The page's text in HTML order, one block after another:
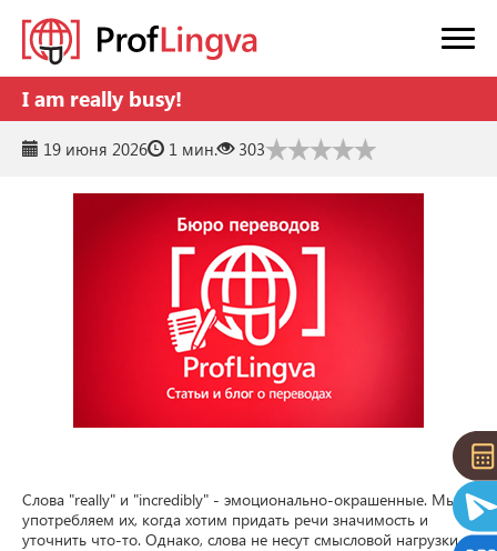
I am really busy!
19 июня 2026 1 мин. 303
Слова "really" и "incredibly" - эмоционально-окрашенные. Мы
употребляем их, когда хотим придать речи значимость и
уточнить что-то. Однако, слова не несут смысловой нагрузки.